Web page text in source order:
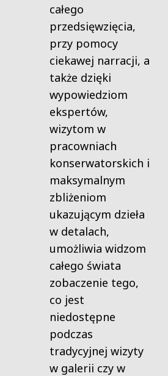
całego
przedsięwzięcia,
przy pomocy
ciekawej narracji, a
także dzięki
wypowiedziom
ekspertów,
wizytom w
pracowniach
konserwatorskich i
maksymalnym
zbliżeniom
ukazującym dzieła
w detalach,
umożliwia widzom
całego świata
zobaczenie tego,
co jest
niedostępne
podczas
tradycyjnej wizyty
w galerii czy w